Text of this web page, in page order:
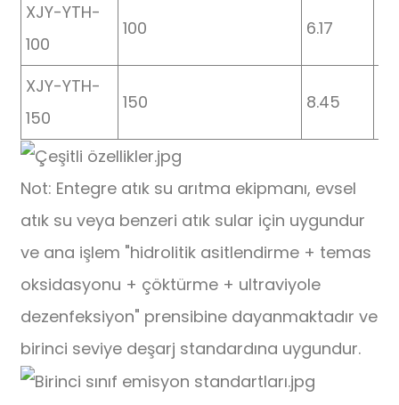
XJY-YTH-
100
100 6.17
XJY-YTH-
150
150 8.45
Not: Entegre atık su arıtma ekipmanı, evsel
atık su veya benzeri atık sular için uygundur
ve ana işlem "hidrolitik asitlendirme + temas
oksidasyonu + çöktürme + ultraviyole
dezenfeksiyon" prensibine dayanmaktadır ve
birinci seviye deşarj standardına uygundur.